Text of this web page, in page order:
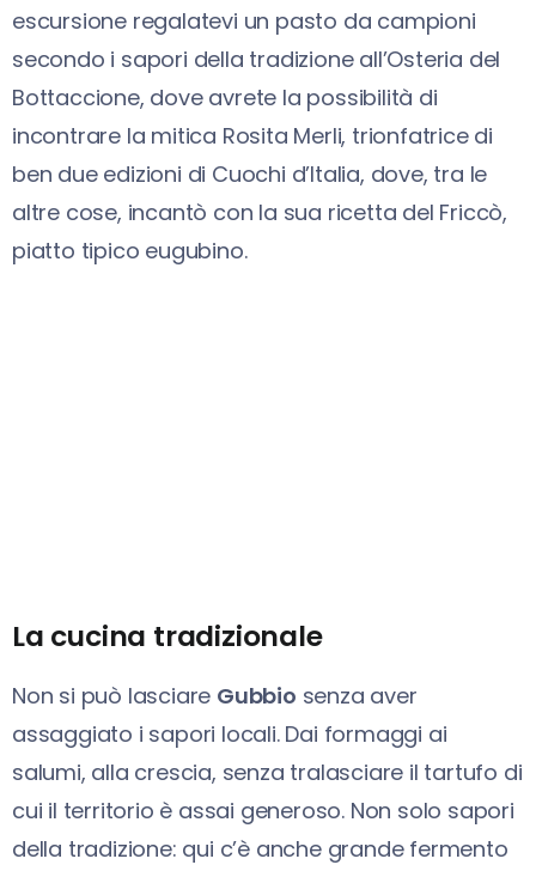
escursione regalatevi un pasto da campioni
secondo i sapori della tradizione all’Osteria del
Bottaccione, dove avrete la possibilità di
incontrare la mitica Rosita Merli, trionfatrice di
ben due edizioni di Cuochi d’Italia, dove, tra le
altre cose, incantò con la sua ricetta del Friccò,
piatto tipico eugubino.
La cucina tradizionale
Non si può lasciare Gubbio senza aver
assaggiato i sapori locali. Dai formaggi ai
salumi, alla crescia, senza tralasciare il tartufo di
cui il territorio è assai generoso. Non solo sapori
della tradizione: qui c’è anche grande fermento